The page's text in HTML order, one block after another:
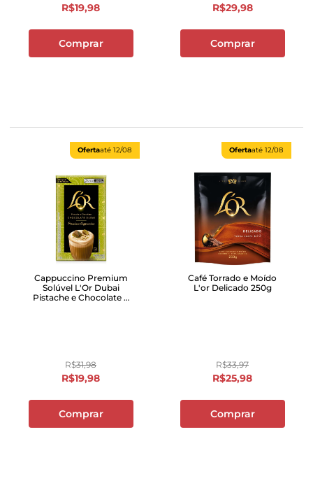
R$19,98
Comprar
R$29,98
Comprar
Ofertaaté 12/08
Cappuccino Premium
Solúvel L'Or Dubai
Pistache e Chocolate 8
R$31,98
R$19,98
Comprar
Ofertaaté 12/08
Café Torrado e Moído
L'or Delicado 250g
R$33,97
R$25,98
Comprar